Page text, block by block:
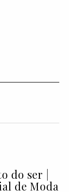
do ser |
de Moda